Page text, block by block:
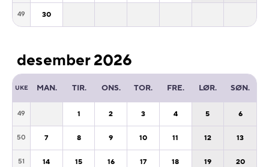
49 30
desember 2026
UKE MAN. TIR. ONS. TOR. FRE. LØR. SØN.
49 1 2 3 4 5 6
50 7 8 9 10 11 12 13
51 14 15 16 17 18 19 20